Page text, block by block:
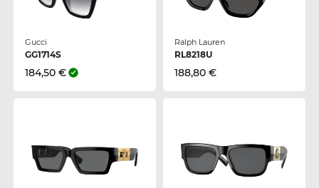
Gucci
GG1714S
184,50 €
Ralph Lauren
RL8218U
188,80 €